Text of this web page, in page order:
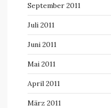
September 2011
Juli 2011
Juni 2011
Mai 2011
April 2011
März 2011